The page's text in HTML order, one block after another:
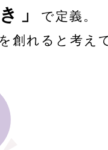
」
で定義。
創れると考え